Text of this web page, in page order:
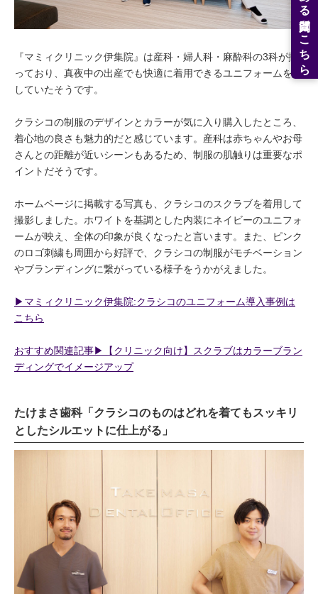
『マミィクリニック伊集院』は産科・婦人科・麻酔科の3科が揃
っており、真夜中の出産でも快適に着用できるユニフォームを探
していたそうです。
クラシコの制服のデザインとカラーが気に入り購入したところ、
着心地の良さも魅力的だと感じています。産科は赤ちゃんやお母
さんとの距離が近いシーンもあるため、制服の肌触りは重要なポ
イントだそうです。
ホームページに掲載する写真も、クラシコのスクラブを着用して
撮影しました。ホワイトを基調とした内装にネイビーのユニフォ
ームが映え、全体の印象が良くなったと言います。また、ピンク
のロゴ刺繍も周囲から好評で、クラシコの制服がモチベーション
やブランディングに繋がっている様子をうかがえました。
▶︎マミィクリニック伊集院:クラシコのユニフォーム導入事例は
こちら
おすすめ関連記事▶︎【クリニック向け】スクラブはカラーブラン
ディングでイメージアップ
たけまさ歯科「クラシコのものはどれを着てもスッキリ
としたシルエットに仕上がる」